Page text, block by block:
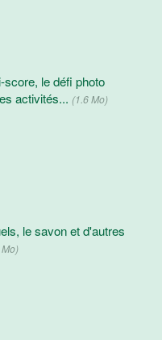
score, le défi photo
activités... (1.6 Mo)
le savon et d'autres